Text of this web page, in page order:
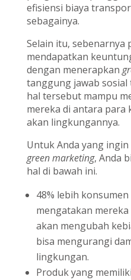
efisiensi biaya
sebagainya.
Selain itu, sebenarnya
mendapatkan
dengan menerapkan
tanggung jawab
hal tersebut mampu
mereka di antara para
akan lingkungannya.
Untuk Anda yang
green marketing, Anda
hal di bawah ini.
48% lebih
mengatakan
akan mengubah
bisa mengurangi
lingkungan.
Produk yang